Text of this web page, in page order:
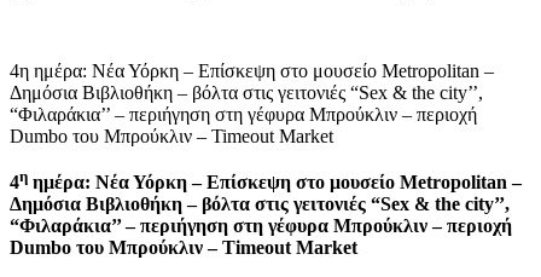
4η ημέρα: Νέα Υόρκη – Επίσκεψη στο μουσείο Metropolitan –
Δημόσια Βιβλιοθήκη – βόλτα στις γειτονιές “Sex & the city’’,
“Φιλαράκια’’ – περιήγηση στη γέφυρα Μπρούκλιν – περιοχή
Dumbo του Μπρούκλιν – Timeout Market
4η ημέρα: Νέα Υόρκη – Επίσκεψη στο μουσείο Metropolitan –
Δημόσια Βιβλιοθήκη – βόλτα στις γειτονιές “Sex & the city’’,
“Φιλαράκια’’ – περιήγηση στη γέφυρα Μπρούκλιν – περιοχή
Dumbo του Μπρούκλιν – Timeout Market